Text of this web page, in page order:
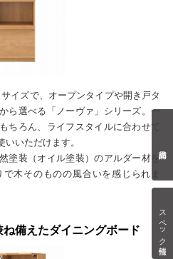
スペック情報
イズで、オープンタイプや開き戸タ
ら選べる「ノーヴァ」シリーズ。一
ちろん、ライフスタイルに合わせて
いただけます。
塗装（オイル塗装）のアルダー材を
木そのものの風合いを感じられま
ね備えたダイニングボード